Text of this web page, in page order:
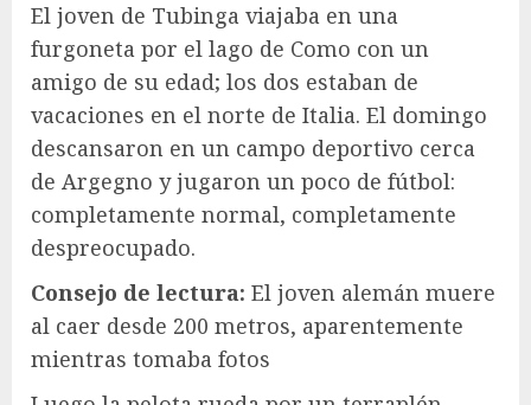
El joven de Tubinga viajaba en una
furgoneta por el lago de Como con un
amigo de su edad; los dos estaban de
vacaciones en el norte de Italia. El domingo
descansaron en un campo deportivo cerca
de Argegno y jugaron un poco de fútbol:
completamente normal, completamente
despreocupado.
Consejo de lectura: El joven alemán muere
al caer desde 200 metros, aparentemente
mientras tomaba fotos